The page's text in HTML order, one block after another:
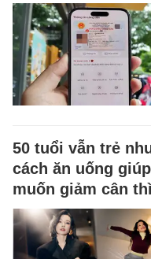
50 tuổi vẫn trẻ
cách ăn uống
muốn giảm cân